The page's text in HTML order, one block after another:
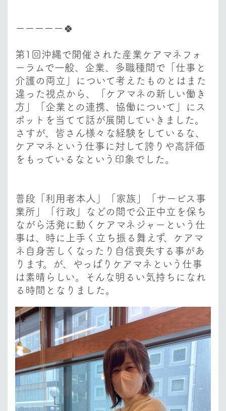
ーーーーー🍀
第1回沖縄で開催された産業ケアマネフォ
ーラムで一般、企業、多職種間で「仕事と
介護の両立」について考えたものとはまた
違った視点から、
「ケアマネの新しい働き
方」「企業との連携、協働について」にス
ポットを当てて 話が展開していきました。
さすが、皆さん様々な経験をしているな、
ケアマネという仕事に対して誇りや高評価
をもっているなという印象でした。
普段「利用者本人」「家族」「サービス事
業所」「行政」などの間で公正中立を保ち
ながら活発に動くケアマネジャーという仕
事は、時に上手く立ち振る舞えず、ケアマ
ネ自身苦しくなったり自信喪失する事があ
ります。が、
やっぱりケアマネという仕事
は素晴らしい。
そんな明るい気持ちになれ
る時間となりました。